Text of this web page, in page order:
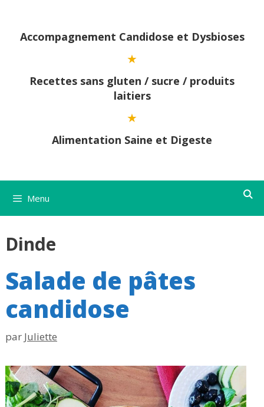
contenuAccompagnement Candidose et Dysbioses
Recettes sans gluten / sucre / produits
laitiers
Alimentation Saine et Digeste
Menu
Dinde
Salade de pâtes
candidose
par Juliette